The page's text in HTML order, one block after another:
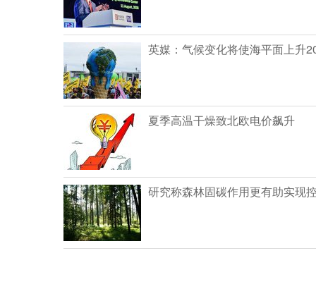
英媒：气候变化将使海平面上升
夏季高温干燥致北欧电价飙升
研究称森林固碳作用更有助实现